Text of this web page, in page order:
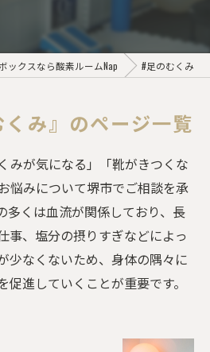
ックスなら酸素ルームNap #足のむくみ
み』のページ一覧
みが気になる」「靴がきつくな
悩みについて堺市でご相談を承
多くは血流が関係しており、長
事、塩分の摂りすぎなどによっ
少なくないため、身体の隅々に
進していくことが重要です。